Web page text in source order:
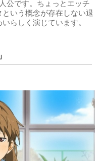
公です。ちょっとエッチ
いう概念が存在しない退
らしく演じています。